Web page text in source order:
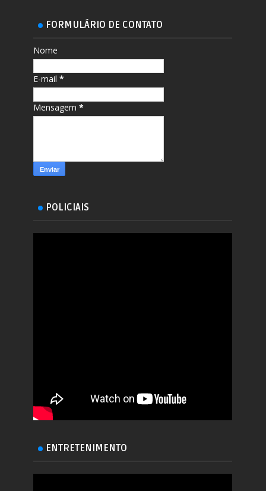
FORMULÁRIO DE CONTATO
Nome
E-mail*
Mensagem*
POLICIAIS
ENTRETENIMENTO